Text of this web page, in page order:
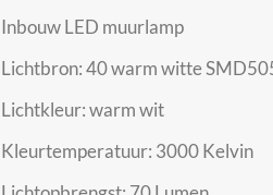
Inbouw LED muurlamp
Lichtbron: 40 warm witte
Lichtkleur: warm wit
Kleurtemperatuur: 3000 Kelvin